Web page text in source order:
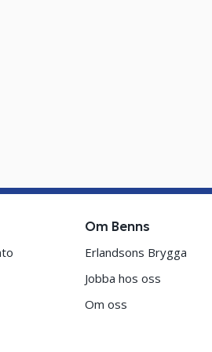
Om Benns
Erlandsons Brygga
Jobba hos oss
Om oss